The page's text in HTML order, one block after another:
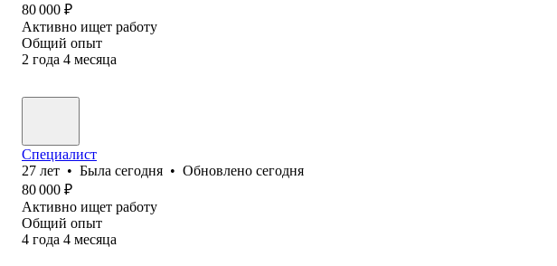
80 000 ₽
Активно ищет работу
Общий опыт
2 года 4 месяца
Специалист
27 лет • Была сегодня • Обновлено сегодня
80 000 ₽
Активно ищет работу
Общий опыт
4 года 4 месяца